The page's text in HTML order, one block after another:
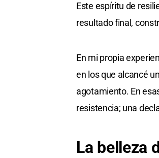
Este espíritu de
resultado final,
En mi propia
en los que alcancé
agotamiento. En
resistencia; una
La belleza